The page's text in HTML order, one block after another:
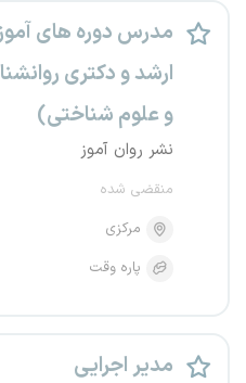
مدرس دوره های
ارشد و دکتری
و علوم شناختی)
نشر روان آموز
منقضی شده
مرکزی
پاره وقت
مدیر اجرایی